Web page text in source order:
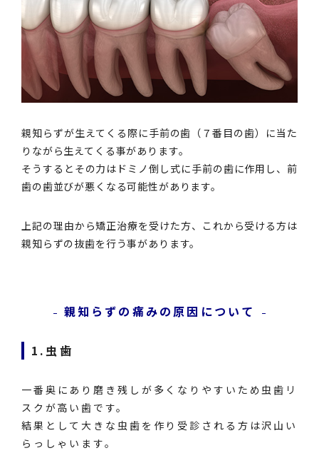
親知らずが生えてくる際に手前の歯（７番目の歯）に当た
りながら生えてくる事があります。
そうするとその力はドミノ倒し式に手前の歯に作用し、前
歯の歯並びが悪くなる可能性があります。
上記の理由から矯正治療を受けた方、これから受ける方は
親知らずの抜歯を行う事があります。
親知らずの痛みの原因について
1.虫歯
一番奥にあり磨き残しが多くなりやすいため虫歯リ
スクが高い歯です。
結果として大きな虫歯を作り受診される方は沢山い
らっしゃいます。